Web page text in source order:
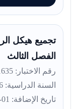
تجميع هيكل
الفصل الثالث
رقم الاختبار: 1635
السنة الدراسية: 2025/2026
تاريخ الإضافة: 01-06-2026